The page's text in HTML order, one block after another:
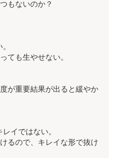
もないのか？
ても生やせない。
が重要結果が出ると緩やか
イではない。
るので、キレイな形で抜け